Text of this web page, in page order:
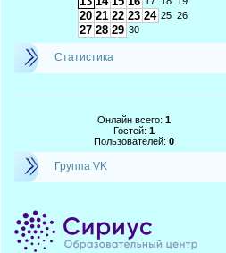
20 21 22 23 24 25 26
27 28 29 30
Статистика
Онлайн всего: 1
Гостей: 1
Пользователей: 0
Группа VK